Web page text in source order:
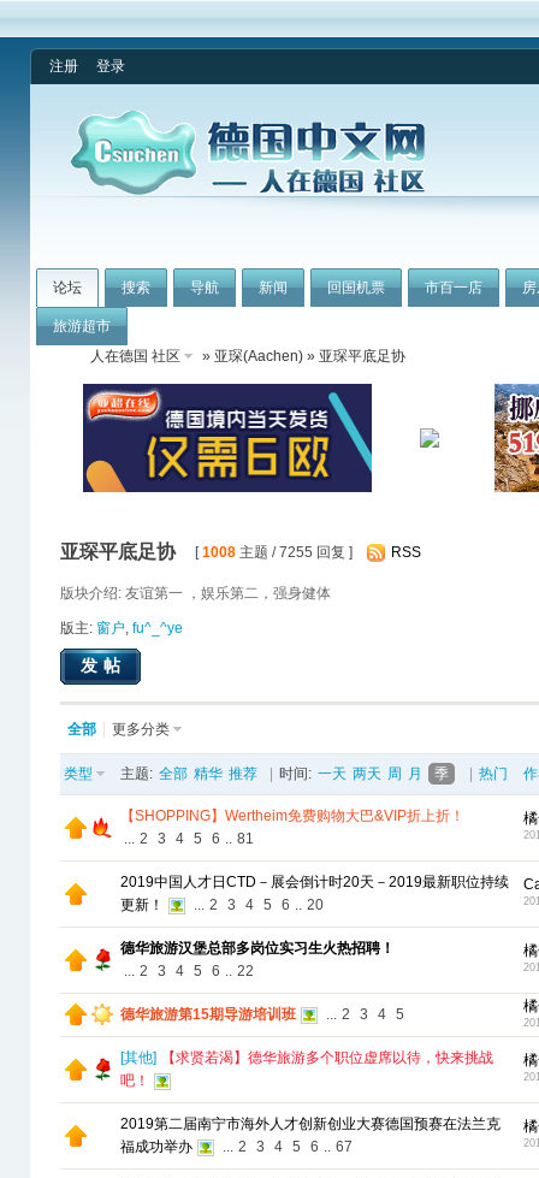
注册 登录
论坛 搜索 导航 新闻 回国机票 市百一店
旅游超市
人在德国 社区
» 亚琛(Aachen) » 亚琛平底足协
亚琛平底足协 [1008 主题 / 7255 回复 ] RSS
版块介绍: 友谊第一 ，娱乐第二，强身健体
版主: 窗户, fu^_^ye
发帖
全部 更多分类
类型 主题: 全部 精华 推荐 时间: 一天 两天 周 月 季 热门
【SHOPPING】Wertheim免费购物大巴&VIP折上折！
... 2 3 4 5 6 .. 81
2019中国人才日CTD－展会倒计时20天－2019最新职位持续
更新！
... 2 3 4 5 6 .. 20
德华旅游汉堡总部多岗位实习生火热招聘！
... 2 3 4 5 6 .. 22
德华旅游第15期导游培训班 ... 2 3 4 5
[其他]
【求贤若渴】德华旅游多个职位虚席以待，快来挑战
吧！
2019第二届南宁市海外人才创新创业大赛德国预赛在法兰克
福成功举办
... 2 3 4 5 6 .. 67